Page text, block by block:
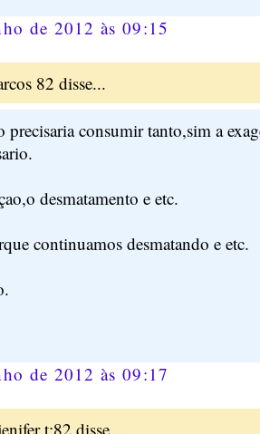
de 2012 às 09:15
82 disse...
precisaria consumir tanto,sim a
desmatamento e etc.
continuamos desmatando e etc.
de 2012 às 09:17
t:82 disse...